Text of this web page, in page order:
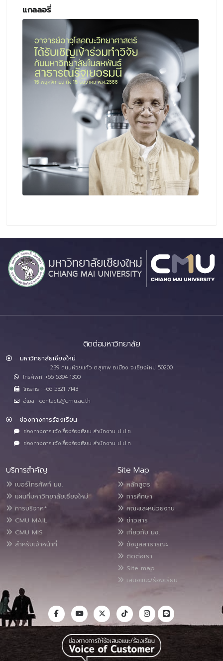
แกลลอรี่
ติดต่อมหาวิทยาลัย
มหาวิทยาลัยเชียงใหม่
239 ถนนห้วยแก้ว ต.สุเทพ อ.เมือง จ.เชียงใหม่ 50200
โทรศัพท์ :+66 5394 1300
โทรสาร : +66 5321 7143
อีเมล : contacts@cmu.ac.th
ช่องทางการร้องเรียน
ช่องทางการแจ้งเรื่องร้องเรียน สำนักงาน ป.ป.ช.
ช่องทางการแจ้งเรื่องร้องเรียน สำนักงาน ป.ป.ท.
บริการสำคัญ
เบอร์โทรศัพท์ มช.
แผนที่มหาวิทยาลัยเชียงใหม่
การบริจาค*
CMU MAIL
CMU MIS
สำหรับเจ้าหน้าที่
Site Map
หลักสูตร
การศึกษา
คณะและหน่วยงาน
ข่าวสาร
เกี่ยวกับ มช.
ข้อมูลสาธารณะ
ติดต่อเรา
Site map
เสนอแนะ/ร้องเรียน